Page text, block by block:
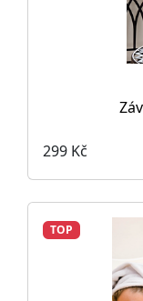
299 Kč
TOP